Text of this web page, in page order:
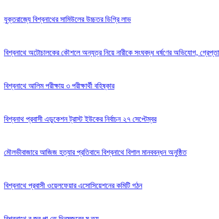
যুক্তরাজ্যে বিশ্বনাথের সামিউলের উচ্চতর ডিগ্রি লাভ
বিশ্বনাথে অটোচালকের কৌশলে অন্যত্র নিয়ে নারীকে সংঘবদ্ধ ধর্ষণের অভিযোগ,
বিশ্বনাথে আলিম পরীক্ষায় ৩ পরীক্ষার্থী বহিষ্কার
বিশ্বনাথ প্রবাসী এডুকেশন ট্রাস্ট ইউকের নির্বাচন ২৭ সেপ্টেম্বর
মৌলভীবাজারে আজিজ হত্যার প্রতিবাদে বিশ্বনাথে বিশাল মানববন্ধন অনুষ্ঠিত
বিশ্বনাথে প্রবাসী ওয়েলফেয়ার এসোসিয়েশনের কমিটি গঠন